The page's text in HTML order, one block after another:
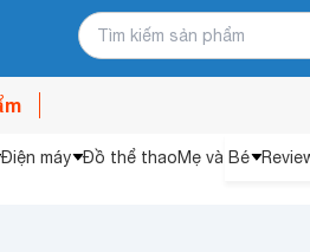
Điện máy Đồ thể thaoMẹ và Bé